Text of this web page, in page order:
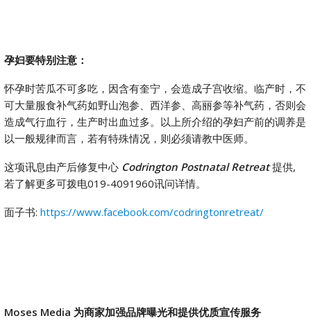
孕妇要特别注意：
怀孕时苦瓜不可多吃，因含有奎宁，会造成子宫收缩。临产时，不
可大量服食补气药如野山泡参、西洋参、高丽参等补气药，否则会
造成气行血行，生产时出血过多。以上所介绍的孕妇产前的调养是
以一般规律而言，若有特殊情况，则必须请教中医师。
这项讯息由产后修复中心 Codrington Postnatal Retreat提供,
若了解更多可拨电019-4091960讯问详情。
面子书: https://www.facebook.com/codringtonretreat/
Moses Media 为商家加强品牌曝光和提供优质宣传服务